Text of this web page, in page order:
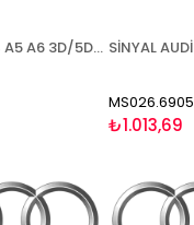
KAPAK AUDİ A3 A4 A5 A6 3D/5D (Q3 2011-) 2008-2010 ASTARLI SOL
MS026.6905
₺1.013,69